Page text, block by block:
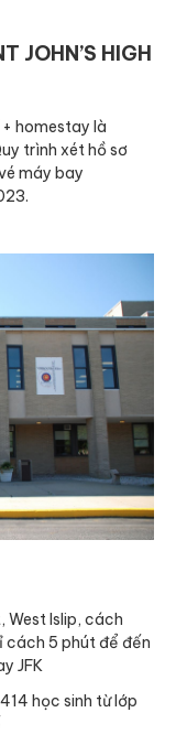
JOHN’S HIGH
homestay là
trình xét hồ sơ
máy bay
Islip, cách
cách 5 phút để đến
JFK
học sinh từ lớp